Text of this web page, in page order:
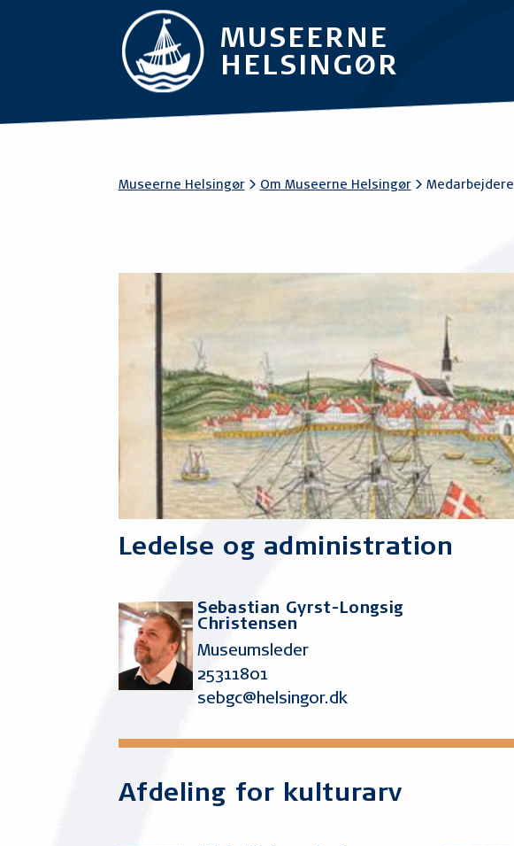
MUSEERNE
HELSINGØR
Museerne Helsingør> Om Museerne Helsingør> Medarbejdere
Ledelse og administration
Sebastian Gyrst-Longsig
Christensen
Museumsleder
25311801
sebgc@helsingor.dk
Afdeling for kulturarv